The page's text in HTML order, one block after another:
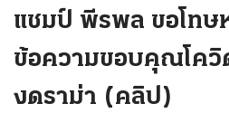
แชมป์ พีรพล ขอโทษ
ข้อความขอบคุณโควิ
งดราม่า (คลิป)